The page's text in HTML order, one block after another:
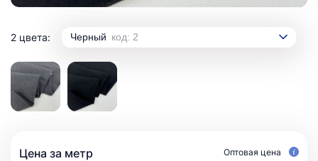
2 цвета: Черный код: 2
Цена за метр Оптовая цена